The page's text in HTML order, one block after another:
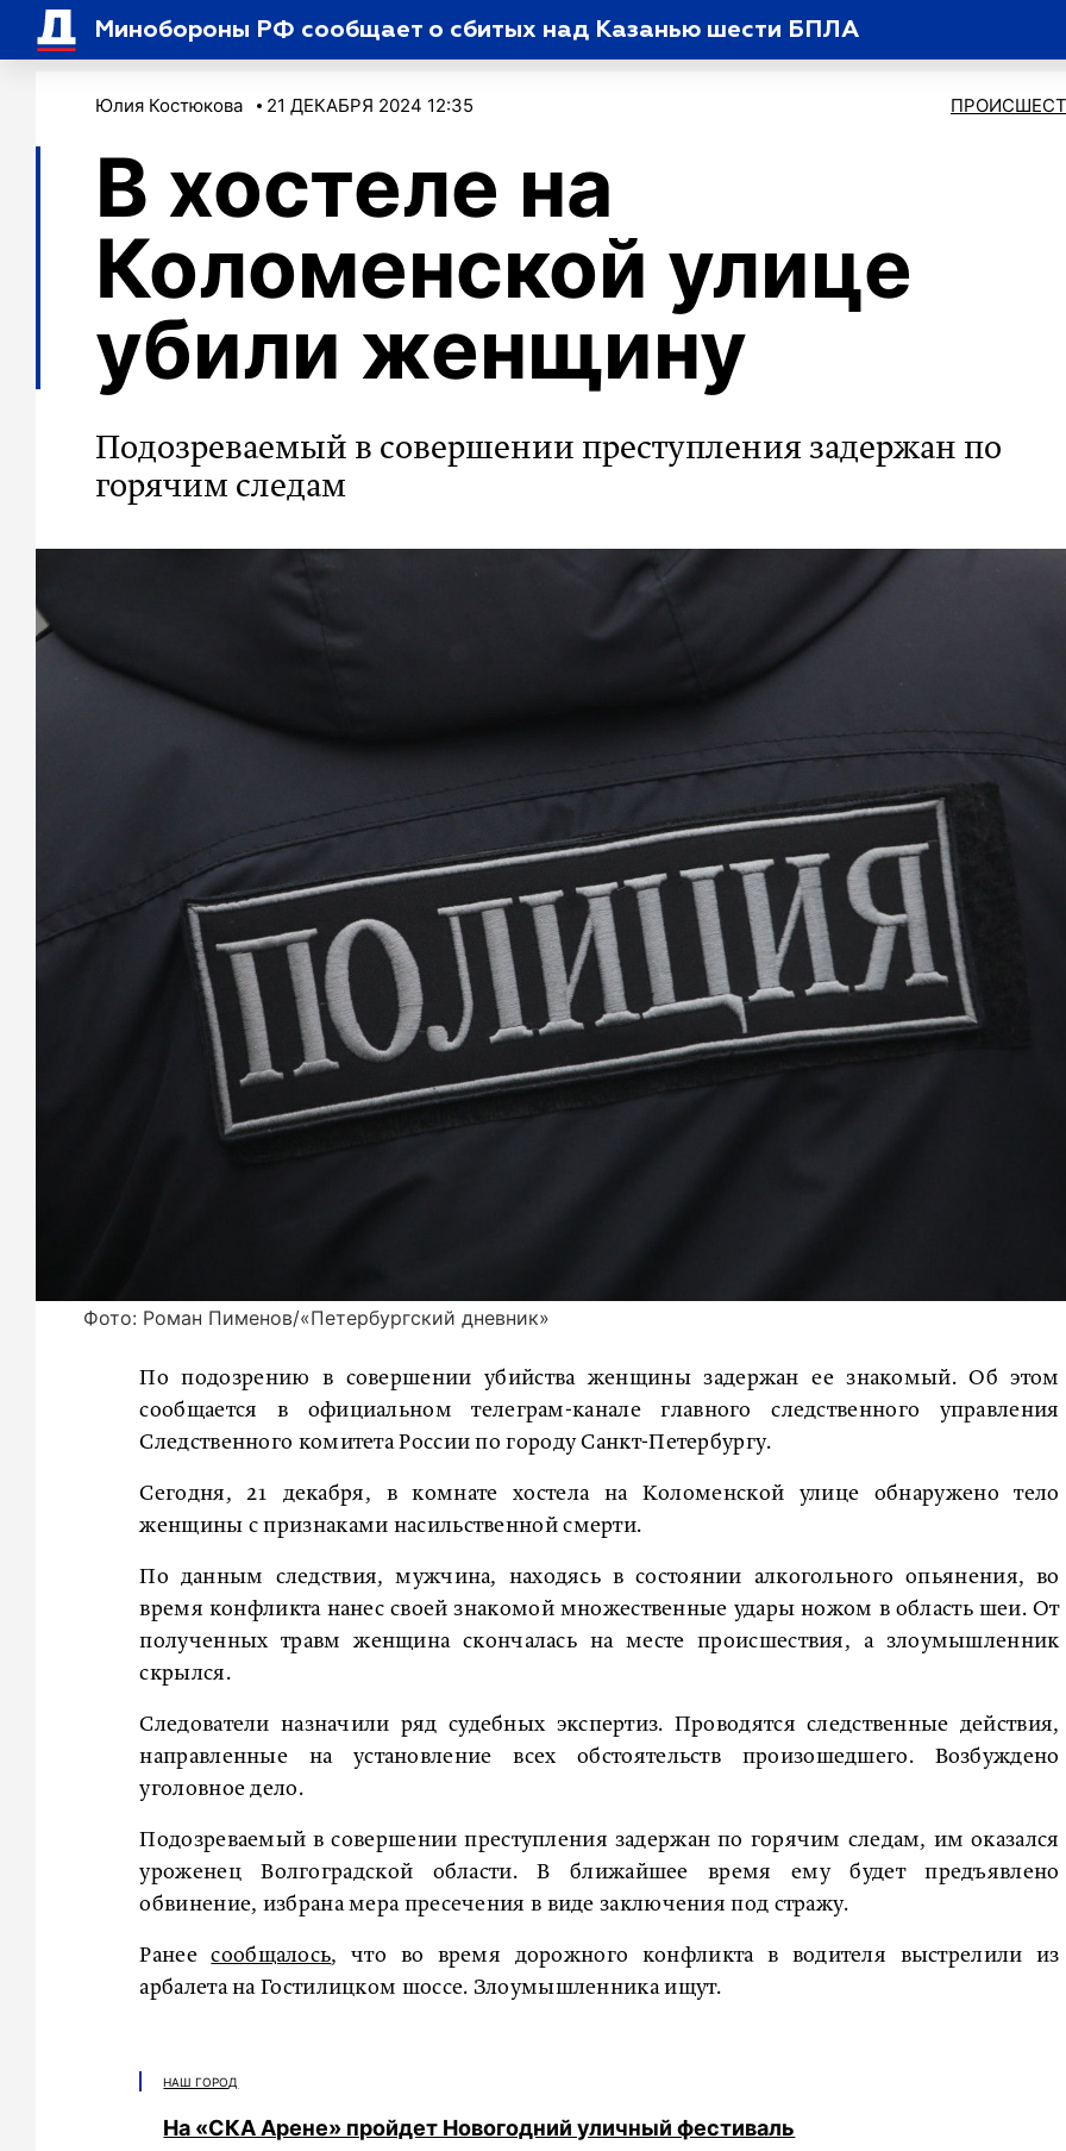
Минобороны РФ сообщает о сбитых над Казанью шести БПЛА
Юлия Костюкова 21 ДЕКАБРЯ 2024 12:35
В хостеле на
Коломенской улице
убили женщину
Подозреваемый в совершении преступления задержан по
горячим следам
Фото: Роман Пименов/«Петербургский дневник»
По подозрению в совершении убийства женщины задержан ее знакомый. Об этом
сообщается в официальном телеграм-канале главного следственного управления
Следственного комитета России по городу Санкт-Петербургу.
Сегодня, 21 декабря, в комнате хостела на Коломенской улице обнаружено тело
женщины с признаками насильственной смерти.
По данным следствия, мужчина, находясь в состоянии алкогольного опьянения, во
время конфликта нанес своей знакомой множественные удары ножом в область шеи. От
полученных травм женщина скончалась на месте происшествия, а злоумышленник
скрылся.
Следователи назначили ряд судебных экспертиз. Проводятся следственные действия,
направленные на установление всех обстоятельств произошедшего. Возбуждено
уголовное дело.
Подозреваемый в совершении преступления задержан по горячим следам, им оказался
уроженец Волгоградской области. В ближайшее время ему будет предъявлено
обвинение, избрана мера пресечения в виде заключения под стражу.
Ранеесообщалось, что во время дорожного конфликта в водителя выстрелили из
арбалета на Гостилицком шоссе. Злоумышленника ищут.
НАШ ГОРОД
На «СКА Арене» пройдет Новогодний уличный фестиваль